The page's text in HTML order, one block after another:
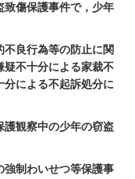
致傷保護事件で，少年
不良行為等の防止に関
疑不十分による家裁不
による不起訴処分に
護観察中の少年の窃盗
強制わいせつ等保護事